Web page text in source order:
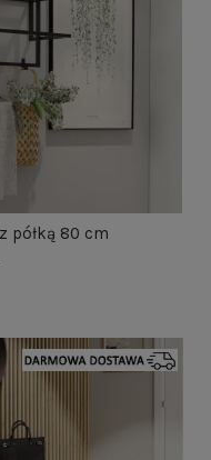
półką 80 cm